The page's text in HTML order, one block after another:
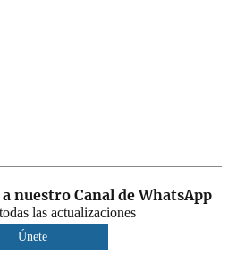
nuestro Canal de WhatsApp
las actualizaciones
Únete